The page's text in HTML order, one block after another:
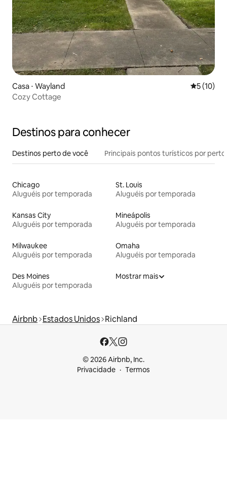
Casa ⋅ Wayland 5 de uma
5 (10)
Cozy Cottage
Destinos para conhecer
Destinos perto de você Principais pontos turísticos por perto
Chicago
Aluguéis por temporada
St. Louis
Aluguéis por temporada
Kansas City
Aluguéis por temporada
Mineápolis
Aluguéis por temporada
Milwaukee
Aluguéis por temporada
Omaha
Aluguéis por temporada
Des Moines
Aluguéis por temporada
Mostrar mais
Airbnb Estados Unidos Richland
© 2026 Airbnb, Inc.
Privacidade
Termos